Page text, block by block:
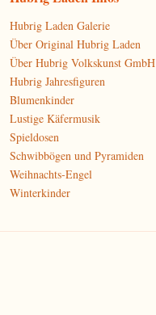
Hubrig Laden Galerie
Über Original Hubrig Laden
Über Hubrig Volkskunst GmbH
Hubrig Jahresfiguren
Blumenkinder
Lustige Käfermusik
Spieldosen
Schwibbögen und Pyramiden
Weihnachts-Engel
Winterkinder